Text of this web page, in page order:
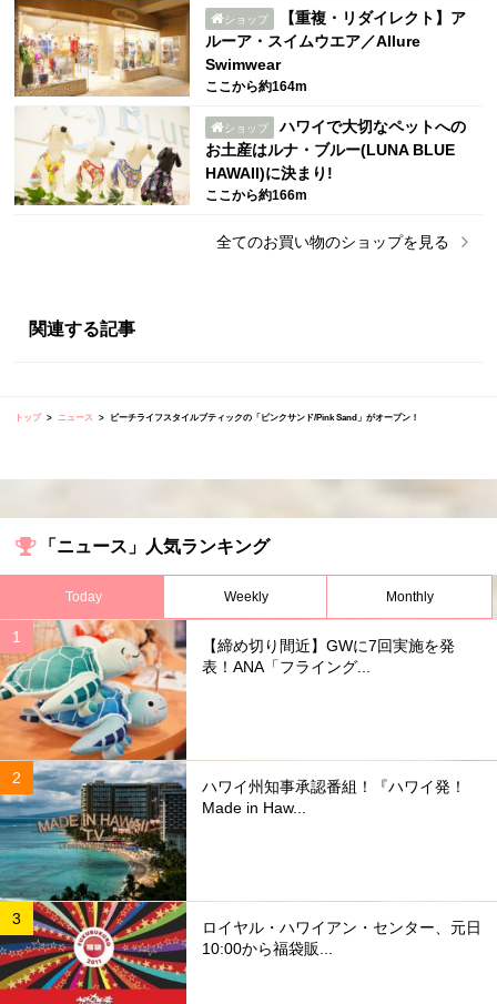
ショップ
【重複・リダイレクト】ア
ルーア・スイムウエア／Allure
Swimwear
ここから約164m
ショップ
ハワイで大切なペットへの
お土産はルナ・ブルー(LUNA BLUE
HAWAII)に決まり!
ここから約166m
全てのお買い物のショップを見る
関連する記事
トップ ニュース ビーチライフスタイルブティックの「ピンクサンド/Pink Sand」がオープン！
「ニュース」人気ランキング
Today Weekly Monthly
【締め切り間近】GWに7回実施を発
表！ANA「フライング...
ハワイ州知事承認番組！『ハワイ発！
Made in Haw...
ロイヤル・ハワイアン・センター、元日
10:00から福袋販...